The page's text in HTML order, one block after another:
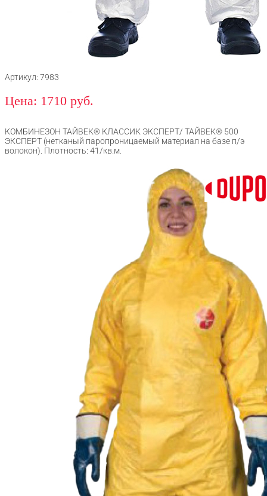
Артикул: 7983
Цена: 1710 руб.
КОМБИНЕЗОН ТАЙВЕК® КЛАССИК ЭКСПЕРТ/ ТАЙВЕК® 500
ЭКСПЕРТ (нетканый паропроницаемый материал на базе п/э
волокон). Плотность: 41/кв.м.